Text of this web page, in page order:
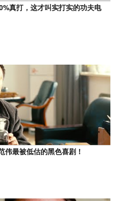
真打，这才叫实打实的功夫电
伟最被低估的黑色喜剧！